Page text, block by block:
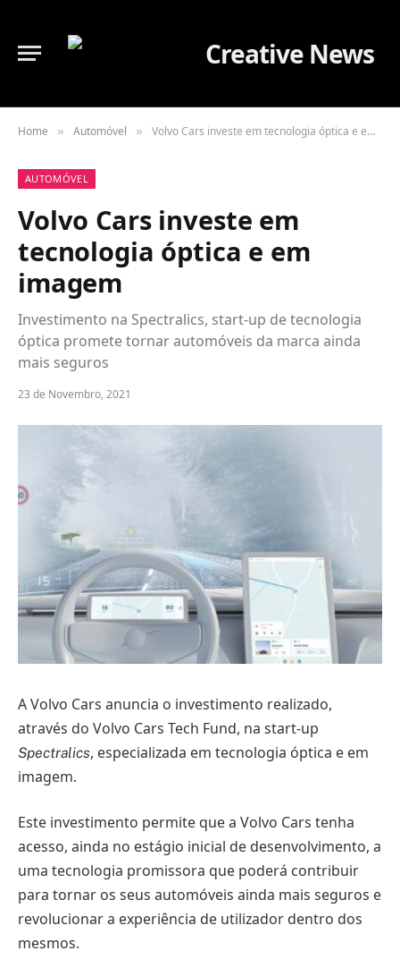
Home » Automóvel » Volvo Cars investe em tecnologia óptica e em imagem
AUTOMÓVEL
Volvo Cars investe em
tecnologia óptica e em
imagem
Investimento na Spectralics, start-up de tecnologia
óptica promete tornar automóveis da marca ainda
mais seguros
23 de Novembro, 2021
A Volvo Cars anuncia o investimento realizado,
através do Volvo Cars Tech Fund, na start-up
Spectralics, especializada em tecnologia óptica e em
imagem.
Este investimento permite que a Volvo Cars tenha
acesso, ainda no estágio inicial de desenvolvimento, a
uma tecnologia promissora que poderá contribuir
para tornar os seus automóveis ainda mais seguros e
revolucionar a experiência de utilizador dentro dos
mesmos.